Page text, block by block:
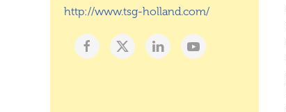
http://www.tsg-holland.com/